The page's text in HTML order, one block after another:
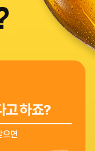
고 하죠?
으면